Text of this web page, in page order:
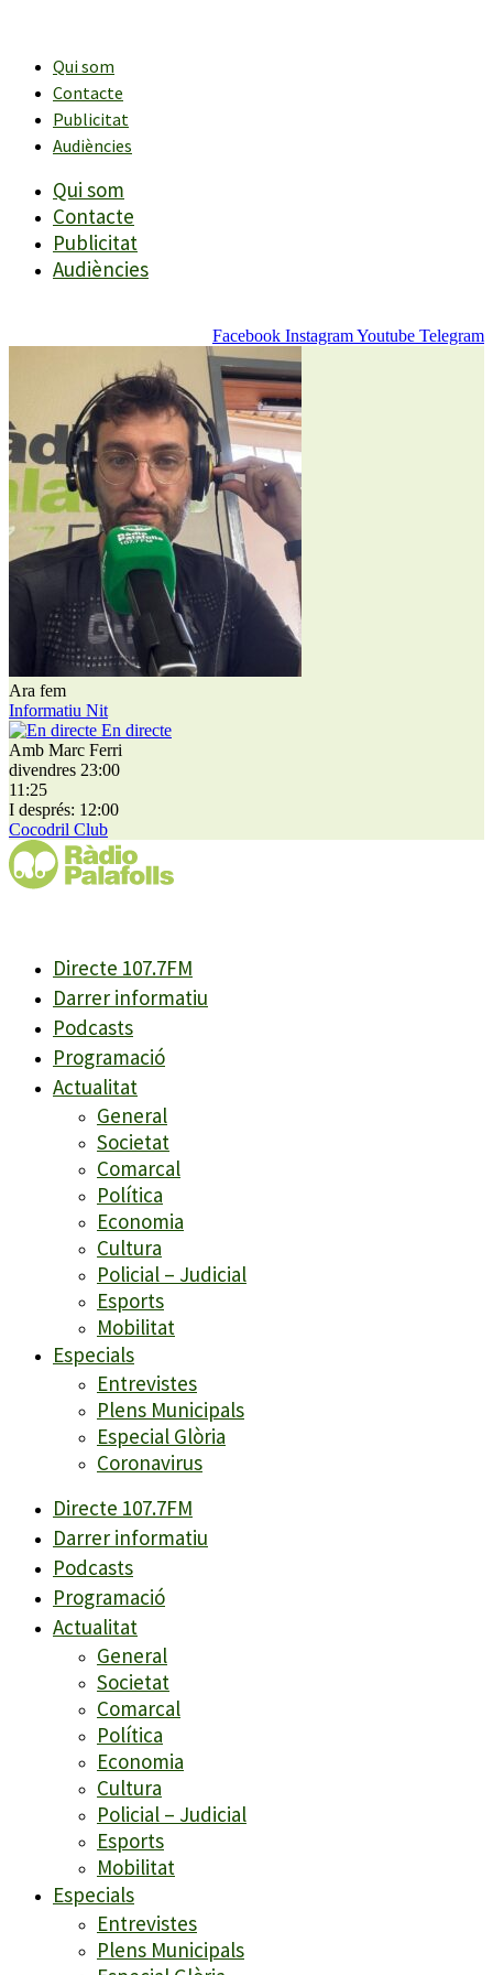
contingutQui som
Contacte
Publicitat
Audiències
Qui som
Contacte
Publicitat
Audiències
Facebook InstagramYoutube Telegram
Ara fem
Informatiu Nit
En directe
Amb Marc Ferri
divendres 23:00
11:25
I després: 12:00
Cocodril Club
Directe 107.7FM
Darrer informatiu
Podcasts
Programació
Actualitat
General
Societat
Comarcal
Política
Economia
Cultura
Policial – Judicial
Esports
Mobilitat
Especials
Entrevistes
Plens Municipals
Especial Glòria
Coronavirus
Directe 107.7FM
Darrer informatiu
Podcasts
Programació
Actualitat
General
Societat
Comarcal
Política
Economia
Cultura
Policial – Judicial
Esports
Mobilitat
Especials
Entrevistes
Plens Municipals